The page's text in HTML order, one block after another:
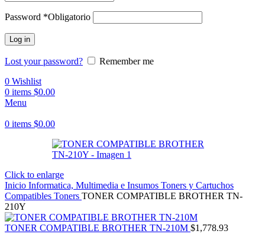
Password *Obligatorio
Log in
Lost your password?
Remember me
0 Wishlist
0 items $0.00
Menu
0 items $0.00
Click to enlarge
Inicio Informatica, Multimedia e Insumos Toners y Cartuchos
Compatibles Toners TONER COMPATIBLE BROTHER TN-
210Y
TONER COMPATIBLE BROTHER TN-210M $1,778.93